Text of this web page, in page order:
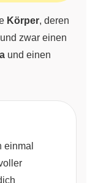
Körper, deren
zwar einen
und einen
einmal